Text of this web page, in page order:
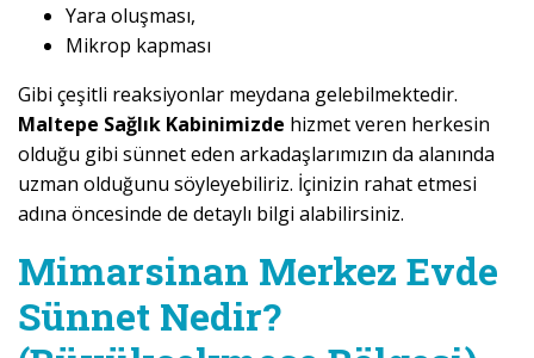
Yara oluşması,
Mikrop kapması
Gibi çeşitli reaksiyonlar meydana gelebilmektedir.
Maltepe Sağlık Kabinimizde hizmet veren herkesin
olduğu gibi sünnet eden arkadaşlarımızın da alanında
uzman olduğunu söyleyebiliriz. İçinizin rahat etmesi
adına öncesinde de detaylı bilgi alabilirsiniz.
Mimarsinan Merkez Evde
Sünnet Nedir?